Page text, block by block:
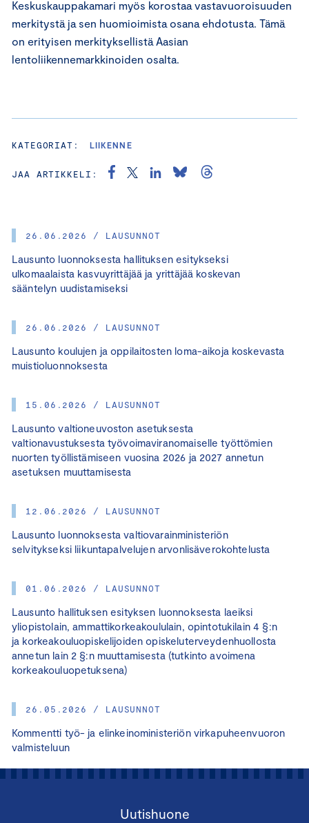
26.06.2026 / LAUSUNNOT
Lausunto luonnoksesta hallituksen esitykseksi
ulkomaalaista kasvuyrittäjää ja yrittäjää koskevan
sääntelyn uudistamiseksi
26.06.2026 / LAUSUNNOT
Lausunto koulujen ja oppilaitosten loma-aikoja koskevasta
muistioluonnoksesta
15.06.2026 / LAUSUNNOT
Lausunto valtioneuvoston asetuksesta
valtionavustuksesta työvoimaviranomaiselle työttömien
nuorten työllistämiseen vuosina 2026 ja 2027 annetun
asetuksen muuttamisesta
12.06.2026 / LAUSUNNOT
Lausunto luonnoksesta valtiovarainministeriön
selvitykseksi liikuntapalvelujen arvonlisäverokohtelusta
01.06.2026 / LAUSUNNOT
Lausunto hallituksen esityksen luonnoksesta laeiksi
yliopistolain, ammattikorkeakoululain, opintotukilain 4 §:n
ja korkeakouluopiskelijoiden opiskeluterveydenhuollosta
annetun lain 2 §:n muuttamisesta (tutkinto avoimena
korkeakouluopetuksena)
26.05.2026 / LAUSUNNOT
Kommentti työ- ja elinkeinoministeriön virkapuheenvuoron
valmisteluun
Keskuskauppakamari myös korostaa vastavuoroisuuden
merkitystä ja sen huomioimista osana ehdotusta. Tämä
on erityisen merkityksellistä Aasian
lentoliikennemarkkinoiden osalta.
KATEGORIAT: LIIKENNE
JAA ARTIKKELI:
Uutishuone